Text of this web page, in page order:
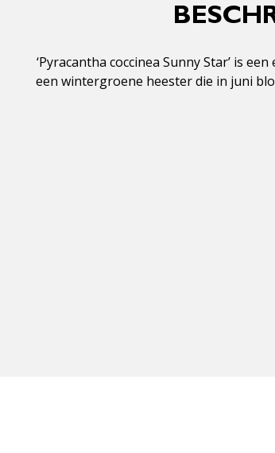
‘Pyracantha coccinea Sunny Star’ is
een wintergroene heester die in juni